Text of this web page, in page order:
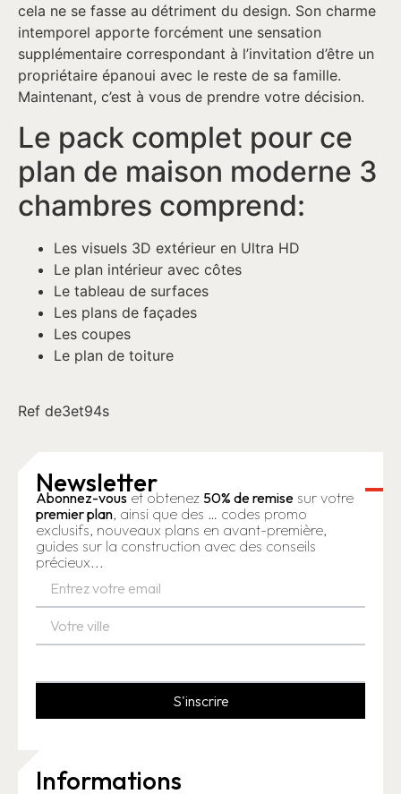
cela ne se fasse au détriment du design. Son charme
intemporel apporte forcément une sensation
supplémentaire correspondant à l’invitation d’être un
propriétaire épanoui avec le reste de sa famille.
Maintenant, c’est à vous de prendre votre décision.
Le pack complet pour ce
plan de maison moderne 3
chambres comprend:
Les visuels 3D extérieur en Ultra HD
Le plan intérieur avec côtes
Le tableau de surfaces
Les plans de façades
Les coupes
Le plan de toiture
Ref de3et94s
Newsletter
Abonnez-vous et obtenez 50% de remise sur votre
premier plan, ainsi que des … codes promo
exclusifs, nouveaux plans en avant-première,
guides sur la construction avec des conseils
précieux...
S'inscrire
Informations